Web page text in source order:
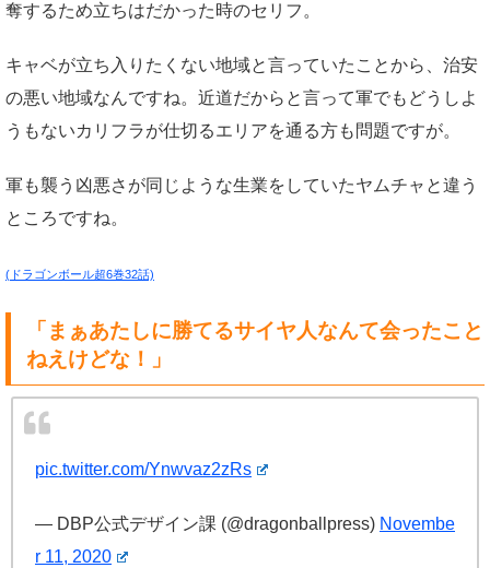
奪するため立ちはだかった時のセリフ。
キャベが立ち入りたくない地域と言っていたことから、治安
の悪い地域なんですね。近道だからと言って軍でもどうしよ
うもないカリフラが仕切るエリアを通る方も問題ですが。
軍も襲う凶悪さが同じような生業をしていたヤムチャと違う
ところですね。
(ドラゴンボール超6巻32話)
「まぁあたしに勝てるサイヤ人なんて会ったこと
ねえけどな！」
pic.twitter.com/Ynwvaz2zRs
— DBP公式デザイン課 (@dragonballpress) Novembe
r 11, 2020